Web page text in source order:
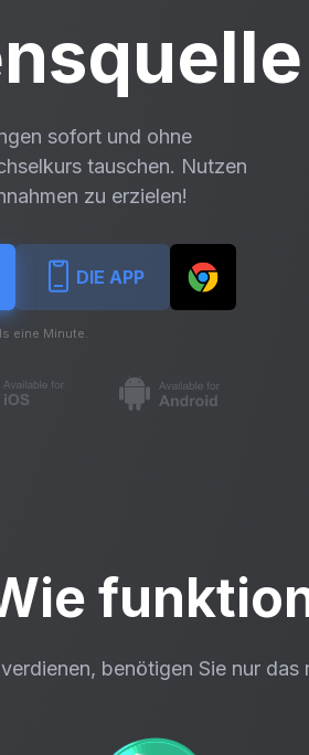
sofort und ohne
tauschen. Nutzen
zu erzielen!
DIE APP
eine Minute.
benötigen Sie nur